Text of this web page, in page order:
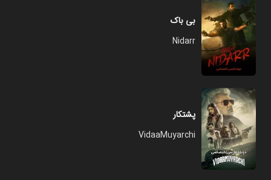
بی باک
Nidarr
پشتکار
VidaaMuyarchi